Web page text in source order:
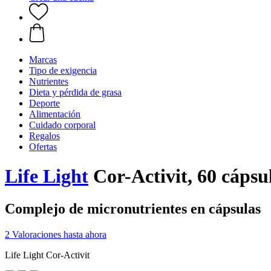
Marcas
Tipo de exigencia
Nutrientes
Dieta y pérdida de grasa
Deporte
Alimentación
Cuidado corporal
Regalos
Ofertas
Life Light Cor-Activit, 60
Complejo de micronutrientes en cápsulas
2 Valoraciones hasta ahora
Life Light Cor-Activit